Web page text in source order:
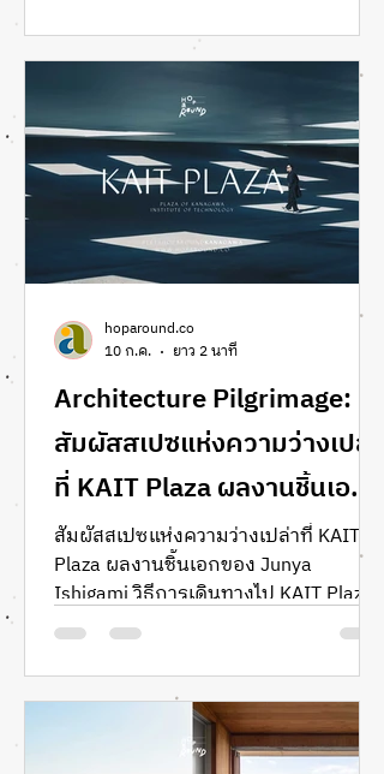
ความละเมียดละไมที่สุดแห่งหนึ่งของโลก
This trip is all about redefining luxury.
สำหรับเรา มันไม่ใช่เรื่องของความหวือ
หวา แต่คือ Slow Luxury — การให้เวลา
กับสเปซ งานคราฟต์ และ Aesthetic ที่
ซ่อนตัวอยู่ตามซอกซอย ตั้งแต่งาน
สถาปัตยกรรมระดับ Masterpiece
ปรัชญา Japandi ได้อย่างสมบูรณ์แบบ
ไปจนถึง Art S
Architecture Pilgrimage:
สัมผัสสเปซแห่งความว่างเปล่า
ที่ KAIT Plaza ผลงานชิ้นเอก
ของ Junya Ishigami
สัมผัสสเปซแห่งความว่างเปล่าที่ KAIT
Plaza ผลงานชิ้นเอกของ Junya
Ishigami วิธีการเดินทางไป KAIT Plaza
วิธีไป Kanagawa Institute of
KAIT Plaza วิธีไป Kanagawa Institute
of Technology review Junya Ishigami
ที่เที่ยวใหม่ๆ ใกล้โตเกียว แกลอรี่ใน
โตเกียว สถาปัตยกรรมสวยๆ ในญี่ปุ่น
hoparound.co
10 ก.ค.
ยาว 2 นาที